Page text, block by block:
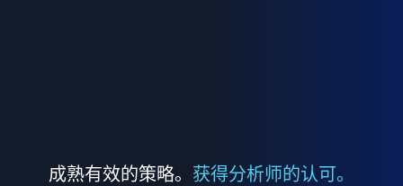
成熟有效的策略。 获得分析师的认可。